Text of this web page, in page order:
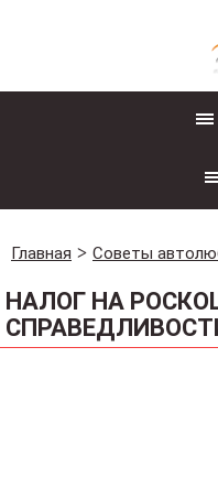
Главная Советы
НАЛОГ НА